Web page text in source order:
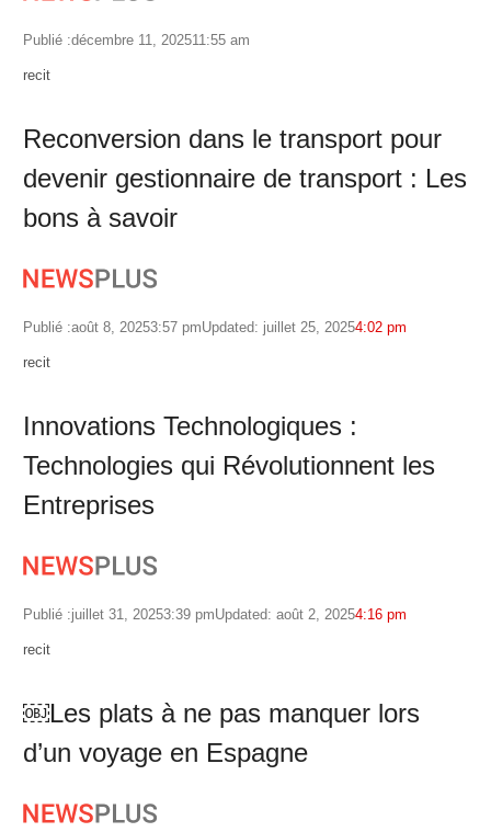
Publié :décembre 11, 202511:55 am
Author
recit
Reconversion dans le transport pour
devenir gestionnaire de transport : Les
bons à savoir
Publié :août 8, 20253:57 pmUpdated: juillet 25, 20254:02 pm
Author
recit
Innovations Technologiques :
Technologies qui Révolutionnent les
Entreprises
Publié :juillet 31, 20253:39 pmUpdated: août 2, 20254:16 pm
Author
recit
￼Les plats à ne pas manquer lors
d’un voyage en Espagne